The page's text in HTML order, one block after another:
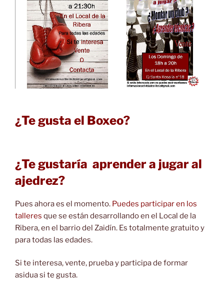
¿Te gusta el Boxeo?
¿Te gustaría aprender a jugar al
ajedrez?
Pues ahora es el momento. Puedes participar en los
talleres que se están desarrollando en el Local de la
Ribera, en el barrio del Zaidín. Es totalmente gratuito y
para todas las edades.
Si te interesa, vente, prueba y participa de formar
asidua si te gusta.